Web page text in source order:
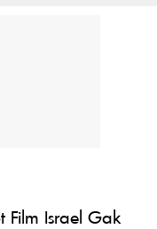
Film Israel Gak